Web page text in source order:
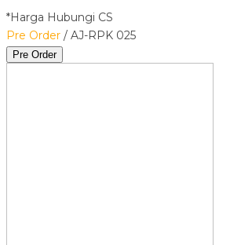
*Harga Hubungi CS
Pre Order / AJ-RPK 025
Pre Order